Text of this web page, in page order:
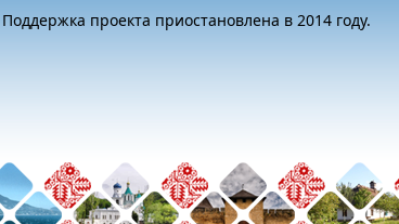
Поддержка проекта приостановлена в 2014 году.